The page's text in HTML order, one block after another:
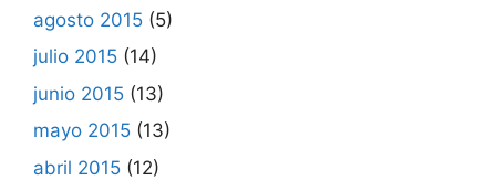
agosto 2015 (5)
julio 2015 (14)
junio 2015 (13)
mayo 2015 (13)
abril 2015 (12)